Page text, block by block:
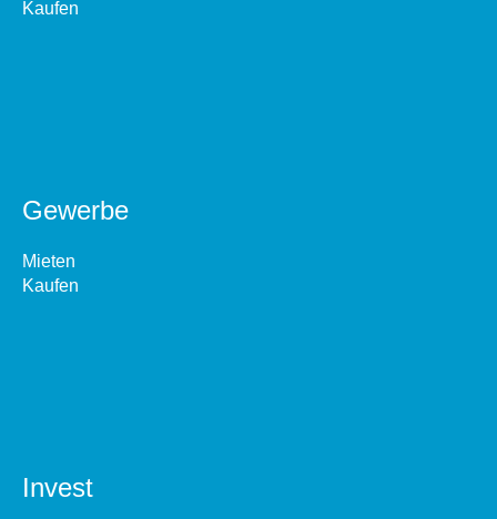
Kaufen
Gewerbe
Mieten
Kaufen
Invest